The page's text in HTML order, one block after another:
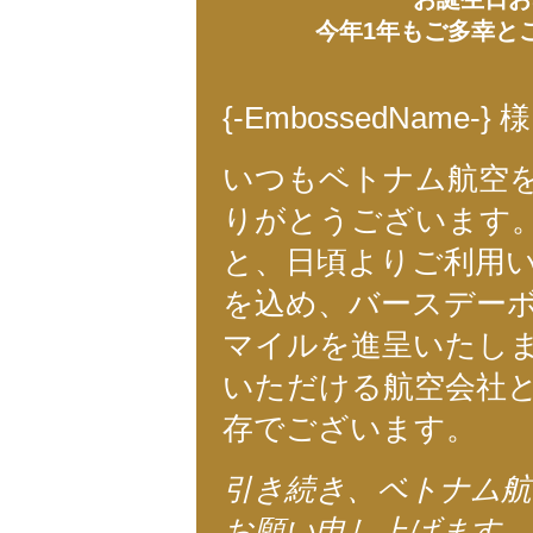
今年1年もご多幸と
{-EmbossedName-}
いつもベトナム航空
りがとうございます
と、日頃よりご利用
を込め、バースデー
マイルを進呈いたし
いただける航空会社
存でございます。
引き続き、ベトナム